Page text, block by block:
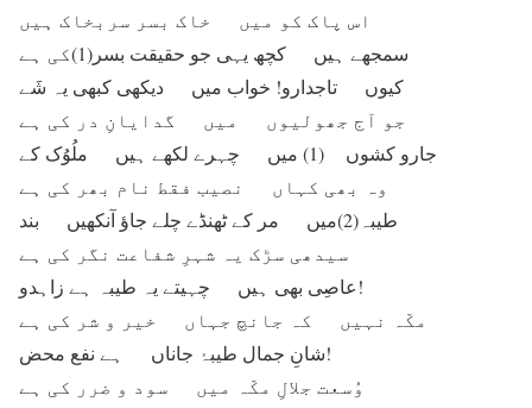
سمجھے ہیں کچھ یہی جو حقیقت بسر(1)کی ہے
کیوں تاجدارو! خواب میں دیکھی کبھی یہ شَے
جو آج جھولیوں میں گدایانِ در کی ہے
جارو کشوں (1) میں چہرے لکھے ہیں ملُوُک کے
وہ بھی کہاں نصیب فقط نام بھر کی ہے
طیبہ(2)میں مر کے ٹھنڈے چلے جاؤ آنکھیں بند
سیدھی سڑک یہ شہرِ شفاعت نگر کی ہے
عاصِی بھی ہیں چہیتے یہ طیبہ ہے زاہدو!
مکّہ نہیں کہ جانچ جہاں خیر و شر کی ہے
شانِ جمال طیبۂ جاناں ہے نفع محض!
وُسعت جلالِ مکّہ میں سود و ضرر کی ہے